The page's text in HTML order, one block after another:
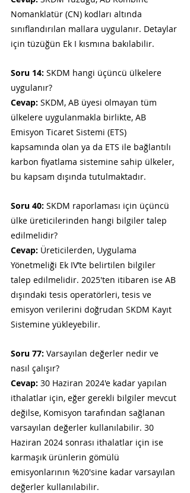
Nomanklatür (CN) kodları altında
sınıflandırılan mallara uygulanır. Detaylar
için tüzüğün Ek I kısmına bakılabilir.
Soru 14: SKDM hangi üçüncü ülkelere
uygulanır?
Cevap: SKDM, AB üyesi olmayan tüm
ülkelere uygulanmakla birlikte, AB
Emisyon Ticaret Sistemi (ETS)
kapsamında olan ya da ETS ile bağlantılı
karbon fiyatlama sistemine sahip ülkeler,
bu kapsam dışında tutulmaktadır.
Soru 40: SKDM raporlaması için üçüncü
ülke üreticilerinden hangi bilgiler talep
edilmelidir?
Cevap: Üreticilerden, Uygulama
Yönetmeliği Ek IV’te belirtilen bilgiler
talep edilmelidir. 2025'ten itibaren ise AB
dışındaki tesis operatörleri, tesis ve
emisyon verilerini doğrudan SKDM Kayıt
Sistemine yükleyebilir.
Soru 77: Varsayılan değerler nedir ve
nasıl çalışır?
Cevap: 30 Haziran 2024'e kadar yapılan
ithalatlar için, eğer gerekli bilgiler mevcut
değilse, Komisyon tarafından sağlanan
varsayılan değerler kullanılabilir. 30
Haziran 2024 sonrası ithalatlar için ise
karmaşık ürünlerin gömülü
emisyonlarının %20'sine kadar varsayılan
değerler kullanılabilir.